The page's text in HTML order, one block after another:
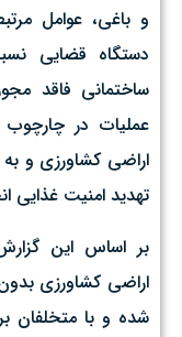
و باغی، عوامل
دستگاه قضایی
ساختمانی فاقد
عملیات در
اراضی کشاورزی و به
تهدید امنیت غذایی
بر اساس این
اراضی کشاورزی
شده و با متخلفان